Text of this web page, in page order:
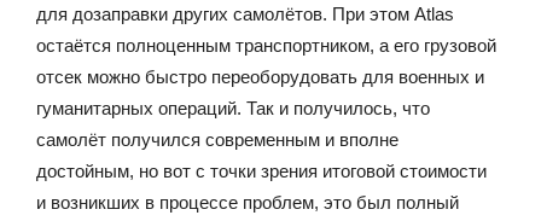
для дозаправки других самолётов. При этом Atlas
остаётся полноценным транспортником, а его грузовой
отсек можно быстро переоборудовать для военных и
гуманитарных операций. Так и получилось, что
самолёт получился современным и вполне
достойным, но вот с точки зрения итоговой стоимости
и возникших в процессе проблем, это был полный